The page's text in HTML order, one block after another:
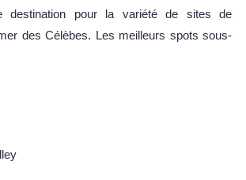
destination pour la variété de sites de
des Célèbes. Les meilleurs spots sous-